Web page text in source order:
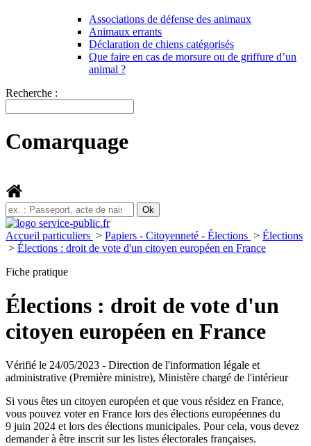
Associations de défense des animaux
Animaux errants
Déclaration de chiens catégorisés
Que faire en cas de morsure ou de griffure d’un
animal ?
Recherche :
Comarquage
Accueil particuliers > Papiers - Citoyenneté - Élections > Élections
> Élections : droit de vote d'un citoyen européen en France
Fiche pratique
Élections : droit de vote d'un
citoyen européen en France
Vérifié le 24/05/2023 - Direction de l'information légale et
administrative (Première ministre), Ministère chargé de l'intérieur
Si vous êtes un citoyen européen et que vous résidez en France,
vous pouvez voter en France lors des élections européennes du
9 juin 2024 et lors des élections municipales. Pour cela, vous devez
demander à être inscrit sur les listes électorales françaises.